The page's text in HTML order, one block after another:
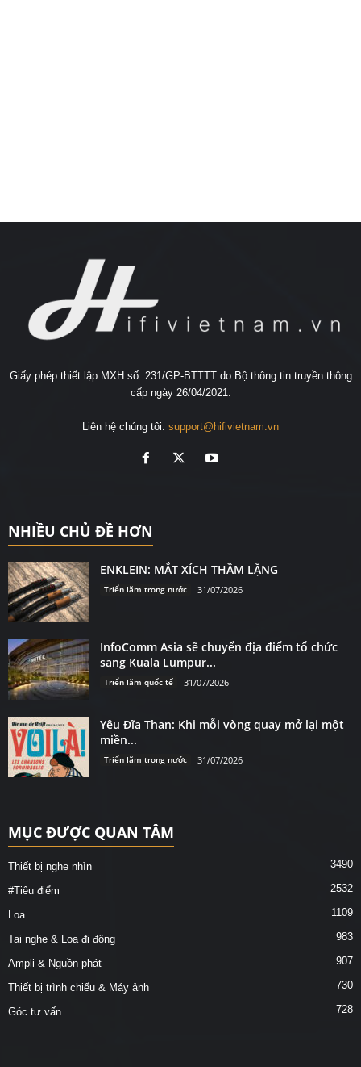
Giấy phép thiết lập MXH số: 231/GP-BTTTT do Bộ thông tin truyền thông
cấp ngày 26/04/2021.
Liên hệ chúng tôi: support@hifivietnam.vn
NHIỀU CHỦ ĐỀ HƠN
ENKLEIN: MẮT XÍCH THẦM LẶNG
Triển lãm trong nước 31/07/2026
InfoComm Asia sẽ chuyển địa điểm tổ chức
sang Kuala Lumpur...
Triển lãm quốc tế 31/07/2026
Yêu Đĩa Than: Khi mỗi vòng quay mở lại một
miền...
Triển lãm trong nước 31/07/2026
MỤC ĐƯỢC QUAN TÂM
Thiết bị nghe nhìn 3490
#Tiêu điểm 2532
Loa 1109
Tai nghe & Loa đi động 983
Ampli & Nguồn phát 907
Thiết bị trình chiếu & Máy ảnh 730
Góc tư vấn 728